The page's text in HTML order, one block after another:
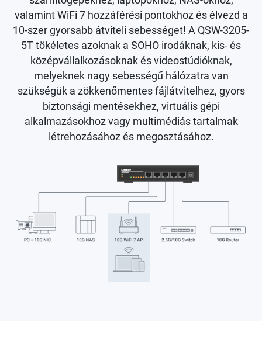
valamint WiFi 7 hozzáférési pontokhoz és élvezd a
10-szer gyorsabb átviteli sebességet! A QSW-3205-
5T tökéletes azoknak a SOHO irodáknak, kis- és
középvállalkozásoknak és videostúdióknak,
melyeknek nagy sebességű hálózatra van
szükségük a zökkenőmentes fájlátvitelhez, gyors
biztonsági mentésekhez, virtuális gépi
alkalmazásokhoz vagy multimédiás tartalmak
létrehozásához és megosztásához.